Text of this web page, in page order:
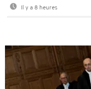
Il y a 8 heures